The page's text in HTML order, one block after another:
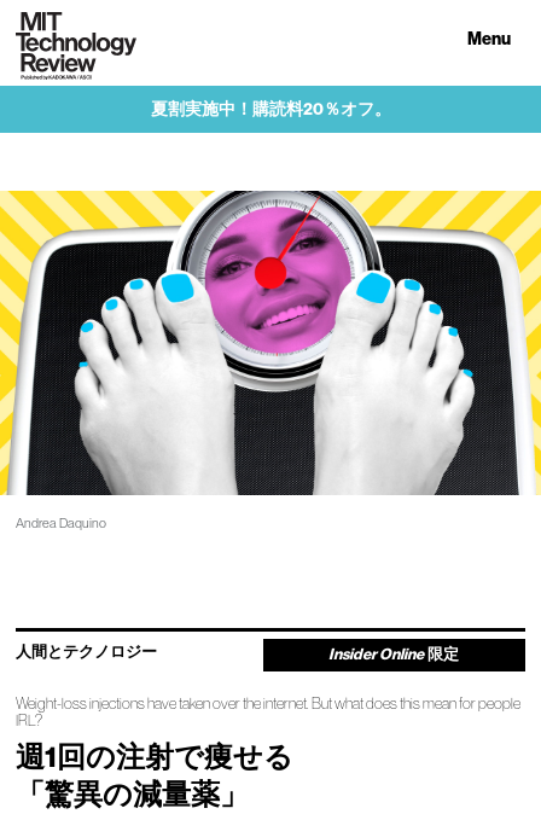
Menu
夏割実施中！購読料20％オフ。
Andrea Daquino
人間とテクノロジー Insider Online 限定
Weight-loss injections have taken over the internet. But what does this mean for people
IRL?
週1回の注射で痩せる
「驚異の減量薬」